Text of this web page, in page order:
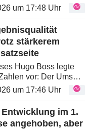
stiegen
legten in den
sank das...
um 17:48 Uhr
stärkerem
Hugo Boss legte
vor: Der Umsatz
zugleich fielen
Bruttomarge und das
um 17:46 Uhr
im 1.
angehoben, aber